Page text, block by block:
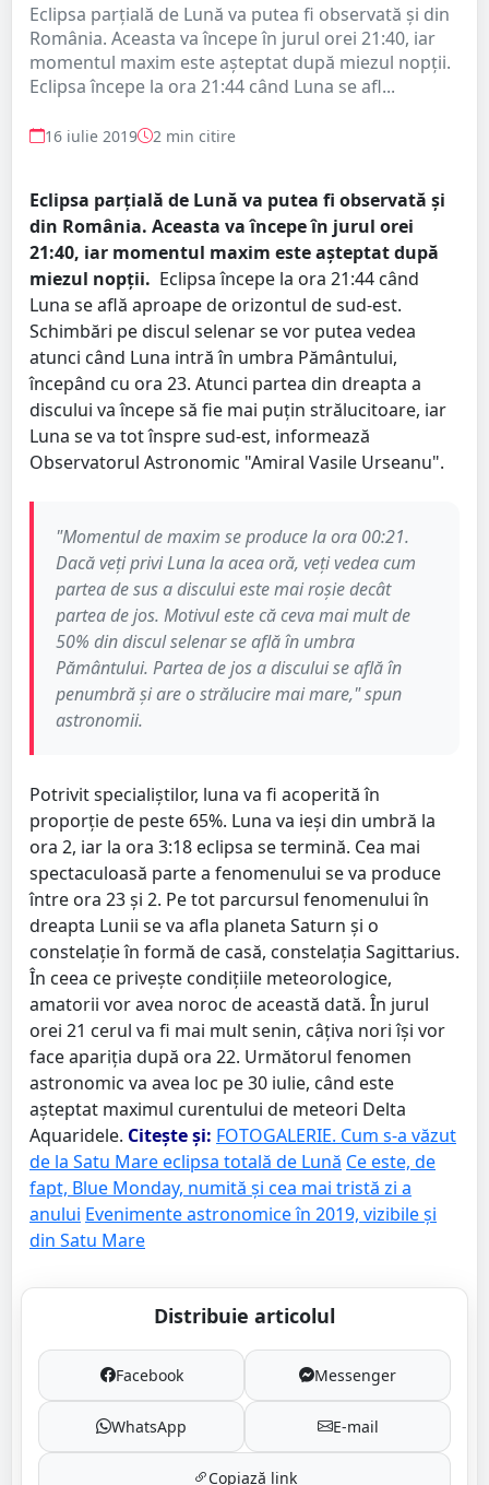
Eclipsa parțială de Lună va putea fi observată și din
România. Aceasta va începe în jurul orei 21:40, iar
momentul maxim este așteptat după miezul nopții.
Eclipsa începe la ora 21:44 când Luna se afl...
16 iulie 2019 2 min citire
Eclipsa parțială de Lună va putea fi observată și
din România. Aceasta va începe în jurul orei
21:40, iar momentul maxim este așteptat după
miezul nopții. Eclipsa începe la ora 21:44 când
Luna se află aproape de orizontul de sud-est.
Schimbări pe discul selenar se vor putea vedea
atunci când Luna intră în umbra Pământului,
începând cu ora 23. Atunci partea din dreapta a
discului va începe să fie mai puțin strălucitoare, iar
Luna se va tot înspre sud-est, informează
Observatorul Astronomic "Amiral Vasile Urseanu".
"Momentul de maxim se produce la ora 00:21.
Dacă veți privi Luna la acea oră, veți vedea cum
partea de sus a discului este mai roșie decât
partea de jos. Motivul este că ceva mai mult de
50% din discul selenar se află în umbra
Pământului. Partea de jos a discului se află în
penumbră și are o strălucire mai mare," spun
astronomii.
Potrivit specialiștilor, luna va fi acoperită în
proporție de peste 65%. Luna va ieși din umbră la
ora 2, iar la ora 3:18 eclipsa se termină. Cea mai
spectaculoasă parte a fenomenului se va produce
între ora 23 și 2. Pe tot parcursul fenomenului în
dreapta Lunii se va afla planeta Saturn și o
constelație în formă de casă, constelația Sagittarius.
În ceea ce privește condițiile meteorologice,
amatorii vor avea noroc de această dată. În jurul
orei 21 cerul va fi mai mult senin, câțiva nori își vor
face apariția după ora 22. Următorul fenomen
astronomic va avea loc pe 30 iulie, când este
așteptat maximul curentului de meteori Delta
Aquaridele. Citește și: FOTOGALERIE. Cum s-a văzut
de la Satu Mare eclipsa totală de Lună Ce este, de
fapt, Blue Monday, numită și cea mai tristă zi a
anului Evenimente astronomice în 2019, vizibile și
din Satu Mare
Distribuie articolul
Facebook Messenger
WhatsApp E-mail
Copiază link